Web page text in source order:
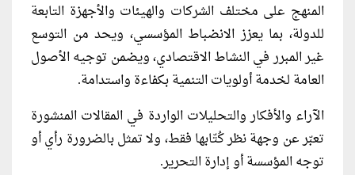
المنهج على مختلف الشركات والهيئات والأجهزة التابعة
للدولة، بما يعزز الانضباط المؤسسي، ويحد من التوسع
غير المبرر في النشاط الاقتصادي، ويضمن توجيه الأصول
العامة لخدمة أولويات التنمية بكفاءة واستدامة.
الآراء والأفكار والتحليلات الواردة في المقالات المنشورة
تعبّر عن وجهة نظر كُتّابها فقط، ولا تمثل بالضرورة رأي أو
توجه المؤسسة أو إدارة التحرير.